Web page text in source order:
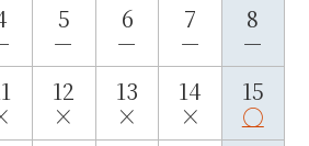
5
－
6
－
7
－
8
－
12
×
13
×
14
×
15
○